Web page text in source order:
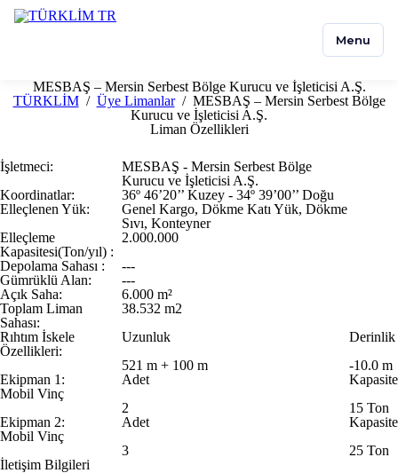
Menu
MESBAŞ – Mersin Serbest Bölge Kurucu ve İşleticisi A.Ş.
TÜRKLİM/ Üye Limanlar/ MESBAŞ – Mersin Serbest Bölge
Kurucu ve İşleticisi A.Ş.
Liman Özellikleri
İşletmeci:
MESBAŞ - Mersin Serbest Bölge
Kurucu ve İşleticisi A.Ş.
Koordinatlar:
36º 46’20’’ Kuzey - 34º 39’00’’ Doğu
Elleçlenen Yük:
Genel Kargo, Dökme Katı Yük, Dökme
Sıvı, Konteyner
Elleçleme
Kapasitesi(Ton/yıl) :
2.000.000
Depolama Sahası :
---
Gümrüklü Alan:
---
Açık Saha:
6.000 m²
Toplam Liman
Sahası:
38.532 m2
Rıhtım İskele
Özellikleri:
Uzunluk
521 m + 100 m
Derinlik
-10.0 m
Ekipman 1:
Mobil Vinç
Adet
2
Kapasite
15 Ton
Ekipman 2:
Mobil Vinç
Adet
3
Kapasite
25 Ton
İletişim Bilgileri